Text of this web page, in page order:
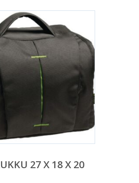
27 X 18 X 20